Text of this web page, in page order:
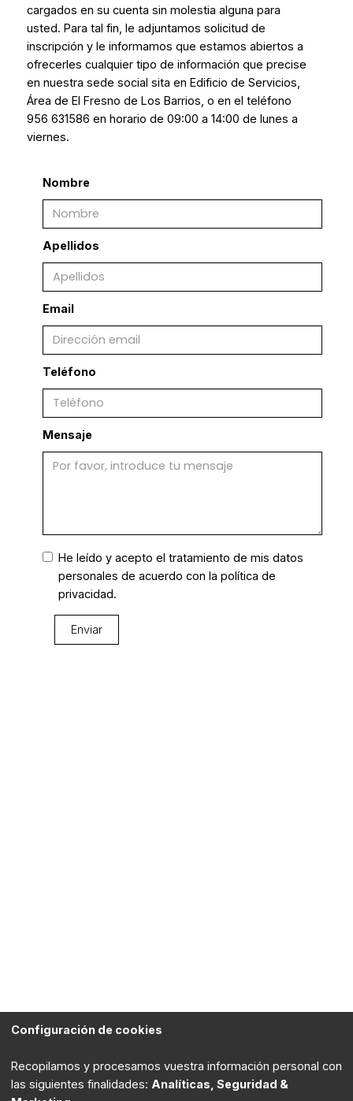
cargados en su cuenta sin molestia alguna para
usted. Para tal fin, le adjuntamos solicitud de
inscripción y le informamos que estamos abiertos a
ofrecerles cualquier tipo de información que precise
en nuestra sede social sita en Edificio de Servicios,
Área de El Fresno de Los Barrios, o en el teléfono
956 631586 en horario de 09:00 a 14:00 de lunes a
viernes.
Nombre
Apellidos
Email
Teléfono
Mensaje
He leído y acepto el tratamiento de mis datos
personales de acuerdo con lapolítica de
privacidad.
Enviar
Configuración de cookies
Recopilamos y procesamos vuestra información personal con
las siguientes finalidades: Analíticas, Seguridad &